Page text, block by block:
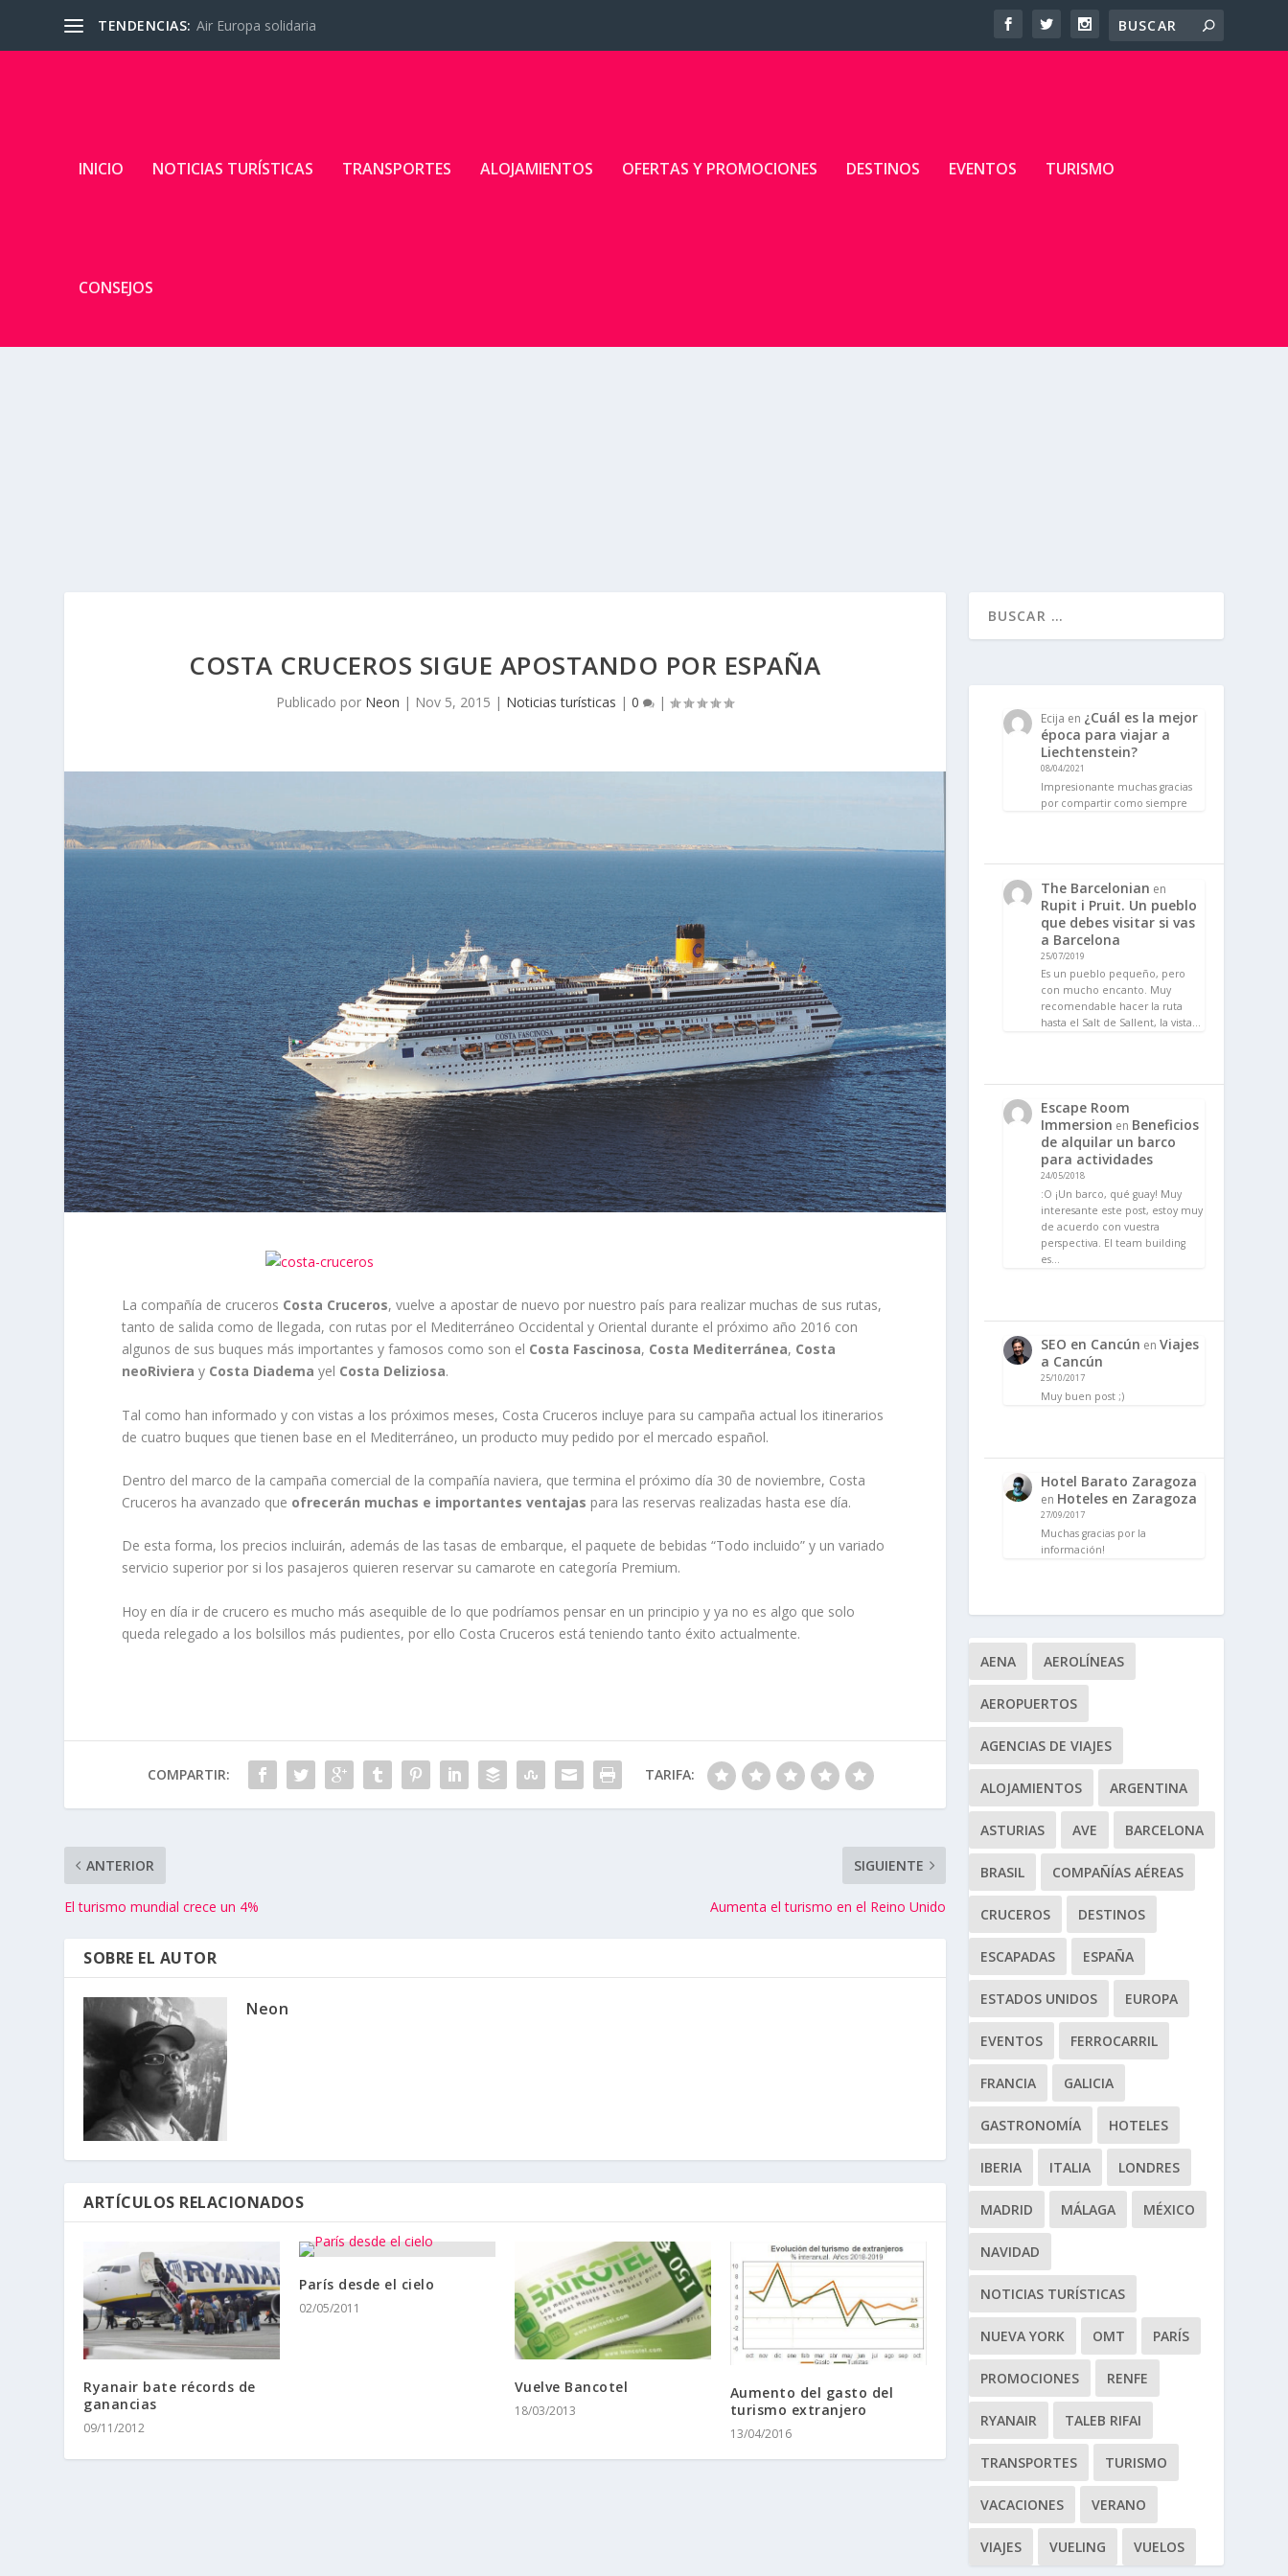
TENDENCIAS: Air Europa solidaria
INICIO NOTICIAS TURÍSTICAS TRANSPORTES ALOJAMIENTOS OFERTAS Y PROMOCIONES DESTINOS EVENTOS TURISMO
CONSEJOS
COSTA CRUCEROS SIGUE APOSTANDO POR ESPAÑA
Publicado por Neon | Nov 5, 2015 | Noticias turísticas |0 |
La compañía de cruceros Costa Cruceros, vuelve a apostar de nuevo por nuestro país para realizar muchas de sus rutas,
tanto de salida como de llegada, con rutas por el Mediterráneo Occidental y Oriental durante el próximo año 2016 con
algunos de sus buques más importantes y famosos como son el Costa Fascinosa, Costa Mediterránea, Costa
neoRiviera y Costa Diadema yel Costa Deliziosa.
Tal como han informado y con vistas a los próximos meses, Costa Cruceros incluye para su campaña actual los itinerarios
de cuatro buques que tienen base en el Mediterráneo, un producto muy pedido por el mercado español.
Dentro del marco de la campaña comercial de la compañía naviera, que termina el próximo día 30 de noviembre, Costa
Cruceros ha avanzado que ofrecerán muchas e importantes ventajas para las reservas realizadas hasta ese día.
De esta forma, los precios incluirán, además de las tasas de embarque, el paquete de bebidas “Todo incluido” y un variado
servicio superior por si los pasajeros quieren reservar su camarote en categoría Premium.
Hoy en día ir de crucero es mucho más asequible de lo que podríamos pensar en un principio y ya no es algo que solo
queda relegado a los bolsillos más pudientes, por ello Costa Cruceros está teniendo tanto éxito actualmente.
COMPARTIR: TARIFA:
ANTERIOR
El turismo mundial crece un 4%
SIGUIENTE
Aumenta el turismo en el Reino Unido
SOBRE EL AUTOR
Neon
ARTÍCULOS RELACIONADOS
Ryanair bate récords de
ganancias
09/11/2012
París desde el cielo
02/05/2011
Vuelve Bancotel
18/03/2013
Aumento del gasto del
turismo extranjero
13/04/2016
Ecija en ¿Cuál es la mejor
época para viajar a
Liechtenstein?
08/04/2021
Impresionante muchas gracias
por compartir como siempre
The Barcelonian en
Rupit i Pruit. Un pueblo
que debes visitar si vas
a Barcelona
25/07/2019
Es un pueblo pequeño, pero
con mucho encanto. Muy
recomendable hacer la ruta
hasta el Salt de Sallent, la vista…
Escape Room
Immersion en Beneficios
de alquilar un barco
para actividades
24/05/2018
:O ¡Un barco, qué guay! Muy
interesante este post, estoy muy
de acuerdo con vuestra
perspectiva. El team building
es…
SEO en Cancún en Viajes
a Cancún
25/10/2017
Muy buen post ;)
Hotel Barato Zaragoza
en Hoteles en Zaragoza
27/09/2017
Muchas gracias por la
información!
AENA AEROLÍNEAS
AEROPUERTOS
AGENCIAS DE VIAJES
ALOJAMIENTOS ARGENTINA
ASTURIAS AVE BARCELONA
BRASIL COMPAÑÍAS AÉREAS
CRUCEROS DESTINOS
ESCAPADAS ESPAÑA
ESTADOS UNIDOS EUROPA
EVENTOS FERROCARRIL
FRANCIA GALICIA
GASTRONOMÍA HOTELES
IBERIA ITALIA LONDRES
MADRID MÁLAGA MÉXICO
NAVIDAD
NOTICIAS TURÍSTICAS
NUEVA YORK OMT PARÍS
PROMOCIONES RENFE
RYANAIR TALEB RIFAI
TRANSPORTES TURISMO
VACACIONES VERANO
VIAJES VUELING VUELOS